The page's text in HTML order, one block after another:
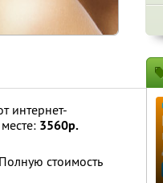
интернет-
3560р.
стоимость